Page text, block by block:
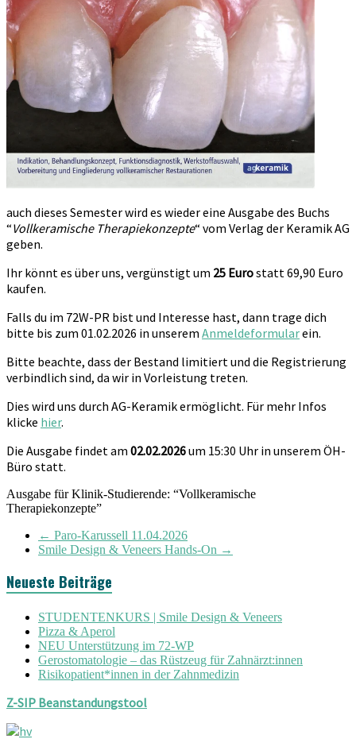
auch dieses Semester wird es wieder eine Ausgabe des Buchs
“Vollkeramische Therapiekonzepte“ vom Verlag der Keramik AG
geben.
Ihr könnt es über uns, vergünstigt um 25 Eurostatt 69,90 Euro
kaufen.
Falls du im 72W-PR bist und Interesse hast, dann trage dich
bitte bis zum 01.02.2026 in unserem Anmeldeformularein.
Bitte beachte, dass der Bestand limitiert und die Registrierung
verbindlich sind, da wir in Vorleistung treten.
Dies wird uns durch AG-Keramik ermöglicht. Für mehr Infos
klicke hier.
Die Ausgabe findet am 02.02.2026um 15:30 Uhr in unserem ÖH-
Büro statt.
Ausgabe für Klinik-Studierende: “Vollkeramische
Therapiekonzepte”
← Paro-Karussell 11.04.2026
Smile Design & Veneers Hands-On →
Neueste Beiträge
STUDENTENKURS | Smile Design & Veneers
Pizza & Aperol
NEU Unterstützung im 72-WP
Gerostomatologie – das Rüstzeug für Zahnärzt:innen
Risikopatient*innen in der Zahnmedizin
Z-SIP Beanstandungstool